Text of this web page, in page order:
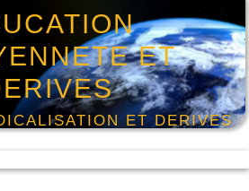
ET
ET DERIVES